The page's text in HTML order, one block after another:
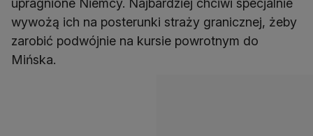
upragnione Niemcy. Najbardziej chciwi specjalnie
wywożą ich na posterunki straży granicznej, żeby
zarobić podwójnie na kursie powrotnym do
Mińska.